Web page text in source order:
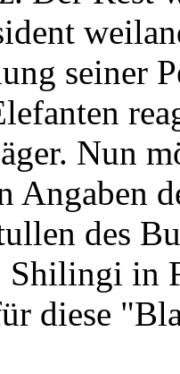
seiner
Nun
Angaben
des
Shilingi in
diese